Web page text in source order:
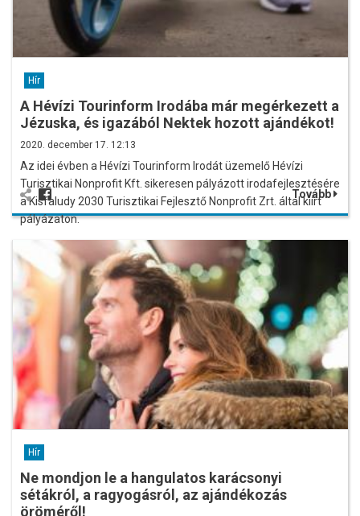
Hír
A Hévízi Tourinform Irodába már megérkezett a
Jézuska, és igazából Nektek hozott ajándékot!
2020. december 17. 12:13
Az idei évben a Hévízi Tourinform Irodát üzemelő Hévízi
Turisztikai Nonprofit Kft. sikeresen pályázott irodafejlesztésére
a Kisfaludy 2030 Turisztikai Fejlesztő Nonprofit Zrt. által kiírt
pályázaton.
Tovább
Hír
Ne mondjon le a hangulatos karácsonyi
sétákról, a ragyogásról, az ajándékozás
öröméről!